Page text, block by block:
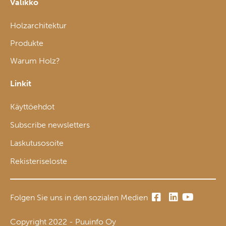
Valikko
Holzarchitektur
Produkte
Warum Holz?
Linkit
Käyttöehdot
Subscribe newsletters
Laskutusosoite
Rekisteriseloste
Folgen Sie uns in den sozialen Medien
Copyright 2022 - Puuinfo Oy